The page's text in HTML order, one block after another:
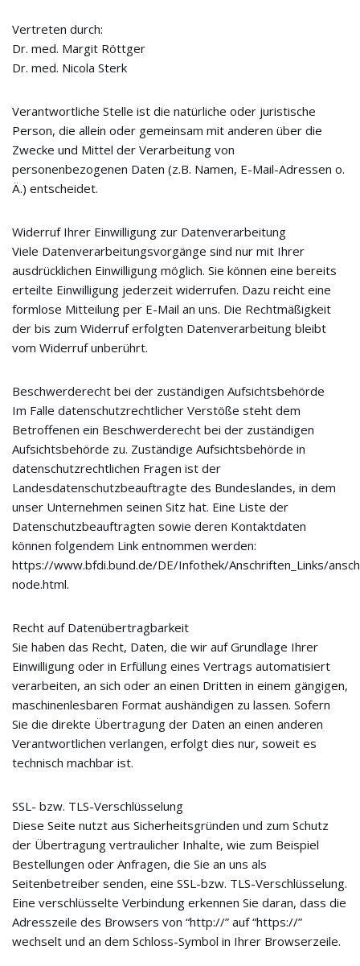
Vertreten durch:
Dr. med. Margit Röttger
Dr. med. Nicola Sterk
Verantwortliche Stelle ist die natürliche oder juristische
Person, die allein oder gemeinsam mit anderen über die
Zwecke und Mittel der Verarbeitung von
personenbezogenen Daten (z.B. Namen, E-Mail-Adressen o.
Ä.) entscheidet.
Widerruf Ihrer Einwilligung zur Datenverarbeitung
Viele Datenverarbeitungsvorgänge sind nur mit Ihrer
ausdrücklichen Einwilligung möglich. Sie können eine bereits
erteilte Einwilligung jederzeit widerrufen. Dazu reicht eine
formlose Mitteilung per E-Mail an uns. Die Rechtmäßigkeit
der bis zum Widerruf erfolgten Datenverarbeitung bleibt
vom Widerruf unberührt.
Beschwerderecht bei der zuständigen Aufsichtsbehörde
Im Falle datenschutzrechtlicher Verstöße steht dem
Betroffenen ein Beschwerderecht bei der zuständigen
Aufsichtsbehörde zu. Zuständige Aufsichtsbehörde in
datenschutzrechtlichen Fragen ist der
Landesdatenschutzbeauftragte des Bundeslandes, in dem
unser Unternehmen seinen Sitz hat. Eine Liste der
Datenschutzbeauftragten sowie deren Kontaktdaten
können folgendem Link entnommen werden:
https://www.bfdi.bund.de/DE/Infothek/Anschriften_Links/
node.html.
Recht auf Datenübertragbarkeit
Sie haben das Recht, Daten, die wir auf Grundlage Ihrer
Einwilligung oder in Erfüllung eines Vertrags automatisiert
verarbeiten, an sich oder an einen Dritten in einem gängigen,
maschinenlesbaren Format aushändigen zu lassen. Sofern
Sie die direkte Übertragung der Daten an einen anderen
Verantwortlichen verlangen, erfolgt dies nur, soweit es
technisch machbar ist.
SSL- bzw. TLS-Verschlüsselung
Diese Seite nutzt aus Sicherheitsgründen und zum Schutz
der Übertragung vertraulicher Inhalte, wie zum Beispiel
Bestellungen oder Anfragen, die Sie an uns als
Seitenbetreiber senden, eine SSL-bzw. TLS-Verschlüsselung.
Eine verschlüsselte Verbindung erkennen Sie daran, dass die
Adresszeile des Browsers von “http://” auf “https://”
wechselt und an dem Schloss-Symbol in Ihrer Browserzeile.